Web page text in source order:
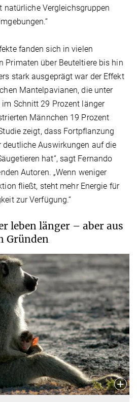
natürliche Vergleichsgruppen
fanden sich in vielen
Primaten über Beuteltiere bis hin
stark ausgeprägt war der Effekt
Mantelpavianen, die unter
Schnitt 29 Prozent länger
Männchen 19 Prozent
zeigt, dass Fortpflanzung
Auswirkungen auf die
hat“, sagt Fernando
Autoren. „Wenn weniger
fließt, steht mehr Energie für
zur Verfügung.“
leben länger – aber aus
Gründen